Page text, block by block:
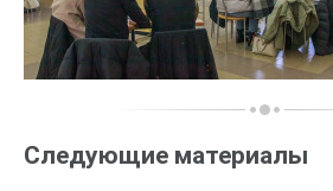
Следующие материалы